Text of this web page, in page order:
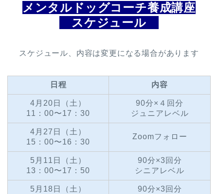
メンタルドッグコーチ養成講座
スケジュール
スケジュール、内容は変更になる場合があります
日程 内容
4月20日（土）
11：00〜17：30
90分×４回分
ジュニアレベル
4月27日（土）
15：00〜16：30
Zoomフォロー
5月11日（土）
13：00〜17：50
90分×3回分
シニアレベル
5月18日（土）
90分×3回分